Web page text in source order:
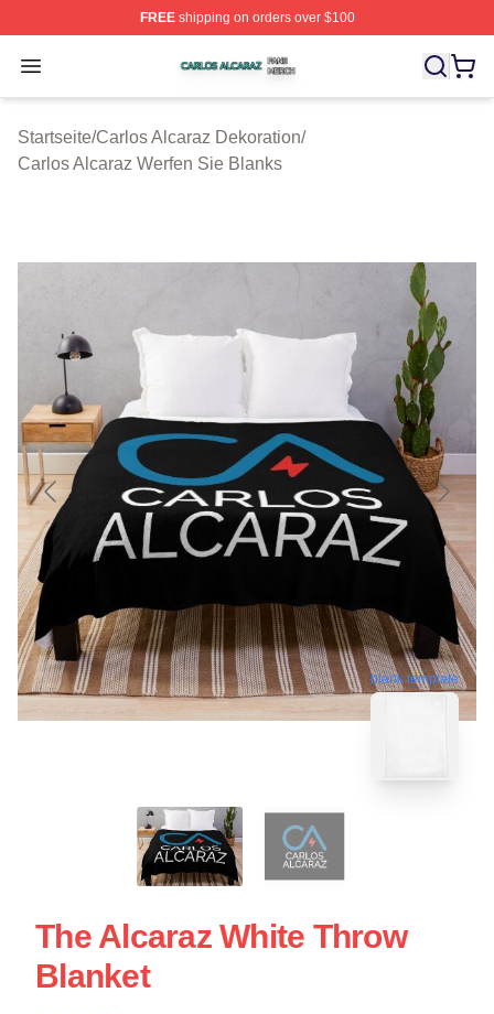
FREEshipping on orders over $100
Open menu
Carlos Alcaraz Shop ⚡️ Officially Licensed Carlos
Startseite/Carlos Alcaraz Dekoration/
Carlos Alcaraz Werfen Sie Blanks
blank template
The Alcaraz White Throw
Blanket